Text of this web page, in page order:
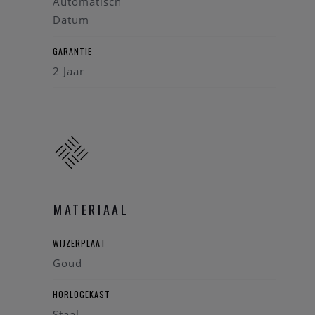
Datum
GARANTIE
2 Jaar
MATERIAAL
WIJZERPLAAT
Goud
HORLOGEKAST